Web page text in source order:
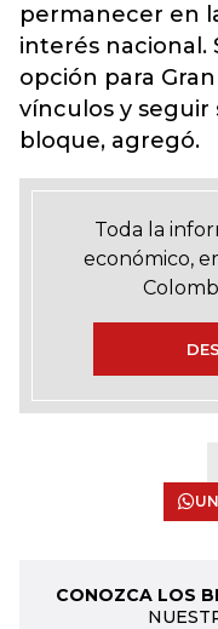
permanecer en
interés nacional.
opción para
vínculos y seguir
bloque, agregó.
Toda la
económico,
CONOZCA LOS